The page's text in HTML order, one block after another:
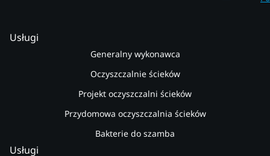
Usługi
Generalny wykonawca
Oczyszczalnie ścieków
Projekt oczyszczalni ścieków
Przydomowa oczyszczalnia ścieków
Bakterie do szamba
Usługi